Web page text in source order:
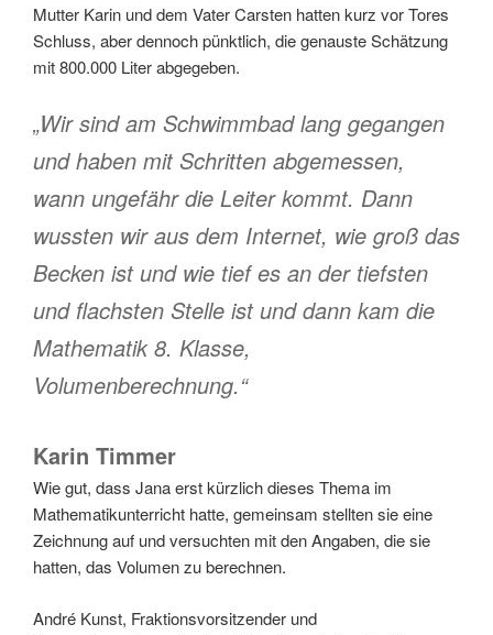
Mutter Karin und dem Vater Carsten hatten kurz vor Tores
Schluss, aber dennoch pünktlich, die genauste Schätzung
mit 800.000 Liter abgegeben.
„Wir sind am Schwimmbad lang gegangen
und haben mit Schritten abgemessen,
wann ungefähr die Leiter kommt. Dann
wussten wir aus dem Internet, wie groß das
Becken ist und wie tief es an der tiefsten
und flachsten Stelle ist und dann kam die
Mathematik 8. Klasse,
Volumenberechnung.“
Karin Timmer
Wie gut, dass Jana erst kürzlich dieses Thema im
Mathematikunterricht hatte, gemeinsam stellten sie eine
Zeichnung auf und versuchten mit den Angaben, die sie
hatten, das Volumen zu berechnen.
André Kunst, Fraktionsvorsitzender und